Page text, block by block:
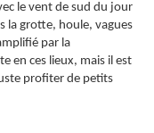
le vent de sud du jour
la grotte, houle, vagues
par la
en ces lieux, mais il est
profiter de petits